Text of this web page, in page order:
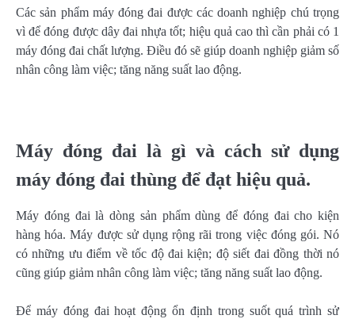
Các sản phẩm máy đóng đai được các doanh nghiệp chú trọng
vì để đóng được dây đai nhựa tốt; hiệu quả cao thì cần phải có 1
máy đóng đai chất lượng. Điều đó sẽ giúp doanh nghiệp giảm số
nhân công làm việc; tăng năng suất lao động.
Máy đóng đai là gì và cách sử dụng
máy đóng đai thùng để đạt hiệu quả.
Máy đóng đai là dòng sản phẩm dùng để đóng đai cho kiện
hàng hóa. Máy được sử dụng rộng rãi trong việc đóng gói. Nó
có những ưu điểm về tốc độ đai kiện; độ siết đai đồng thời nó
cũng giúp giảm nhân công làm việc; tăng năng suất lao động.
Để máy đóng đai hoạt động ổn định trong suốt quá trình sử